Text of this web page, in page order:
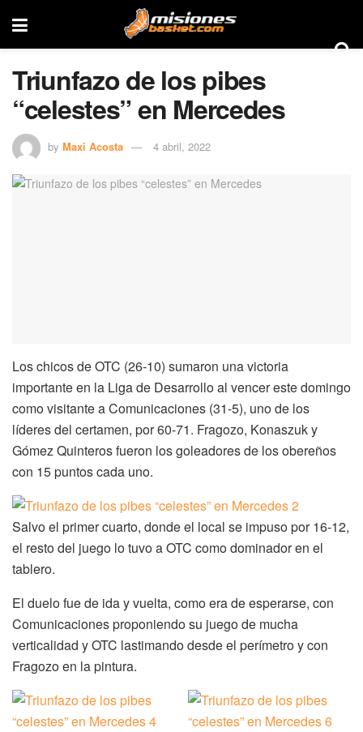
Triunfazo de los pibes
“celestes” en Mercedes
by Maxi Acosta 4 abril, 2022
Los chicos de OTC (26-10) sumaron una victoria
importante en la Liga de Desarrollo al vencer este domingo
como visitante a Comunicaciones (31-5), uno de los
líderes del certamen, por 60-71. Fragozo, Konaszuk y
Gómez Quinteros fueron los goleadores de los obereños
con 15 puntos cada uno.
Salvo el primer cuarto, donde el local se impuso por 16-12,
el resto del juego lo tuvo a OTC como dominador en el
tablero.
El duelo fue de ida y vuelta, como era de esperarse, con
Comunicaciones proponiendo su juego de mucha
verticalidad y OTC lastimando desde el perímetro y con
Fragozo en la pintura.